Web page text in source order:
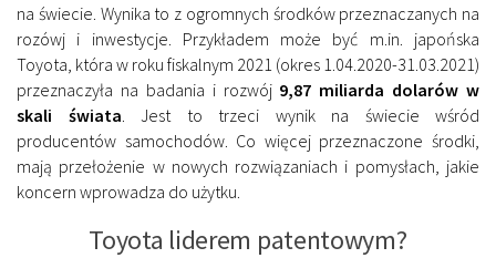
na świecie. Wynika to z ogromnych środków przeznaczanych na
rozówj i inwestycje. Przykładem może być m.in. japońska
Toyota, która w roku fiskalnym 2021 (okres 1.04.2020-31.03.2021)
przeznaczyła na badania i rozwój 9,87 miliarda dolarów w
skali świata . Jest to trzeci wynik na świecie wśród
producentów samochodów. Co więcej przeznaczone środki,
mają przełożenie w nowych rozwiązaniach i pomysłach, jakie
koncern wprowadza do użytku.
Toyota liderem patentowym?